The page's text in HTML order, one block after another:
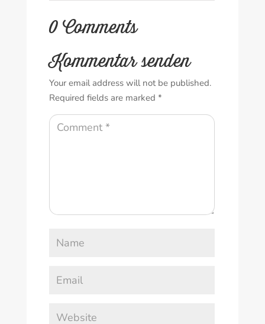
0 Comments
Kommentar senden
Your email address will not be published.
Required fields are marked *